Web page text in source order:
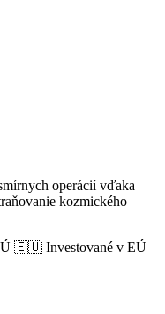
operácií vďaka
kozmického
🇪🇺 Investované v EÚ